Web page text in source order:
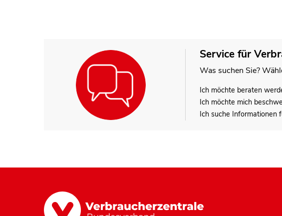
Service für
Was suchen Sie?
Ich möchte beraten
Ich möchte mich
Ich suche Informationen